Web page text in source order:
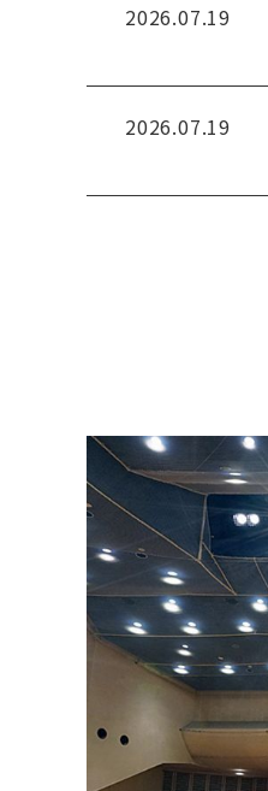
2026.07.19
2026.07.19